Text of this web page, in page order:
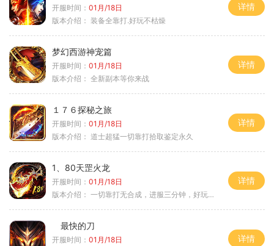
开服时间： 01月/18日
版本介绍： 装备全靠打.好玩不枯燥
详情
梦幻西游神宠篇
开服时间： 01月/18日
版本介绍： 全新副本等你来战
详情
１７６探秘之旅
开服时间： 01月/18日
版本介绍： 道士超猛一切靠打拾取鉴定永久
详情
1、80天罡火龙
开服时间： 01月/18日
版本介绍： 一切靠打无合成，进服三分钟，好玩一整年。
详情
最快的刀
开服时间： 01月/18日
详情